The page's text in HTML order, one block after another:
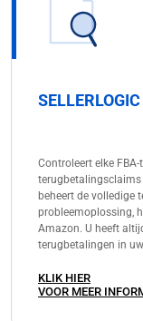
Controleert elke
terugbetalingsclaims
beheert de volledige
probleemoplossing,
Amazon. U heeft
terugbetalingen in
KLIK HIER
VOOR MEER